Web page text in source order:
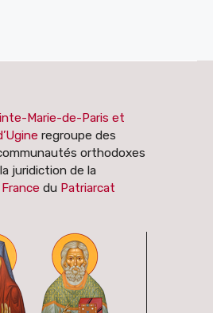
Marie-de-Paris et
regroupe des
orthodoxes
juridiction de la
du Patriarcat